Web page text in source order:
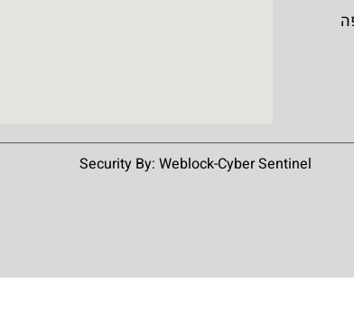
Security By: Weblock-Cyber Sentinel